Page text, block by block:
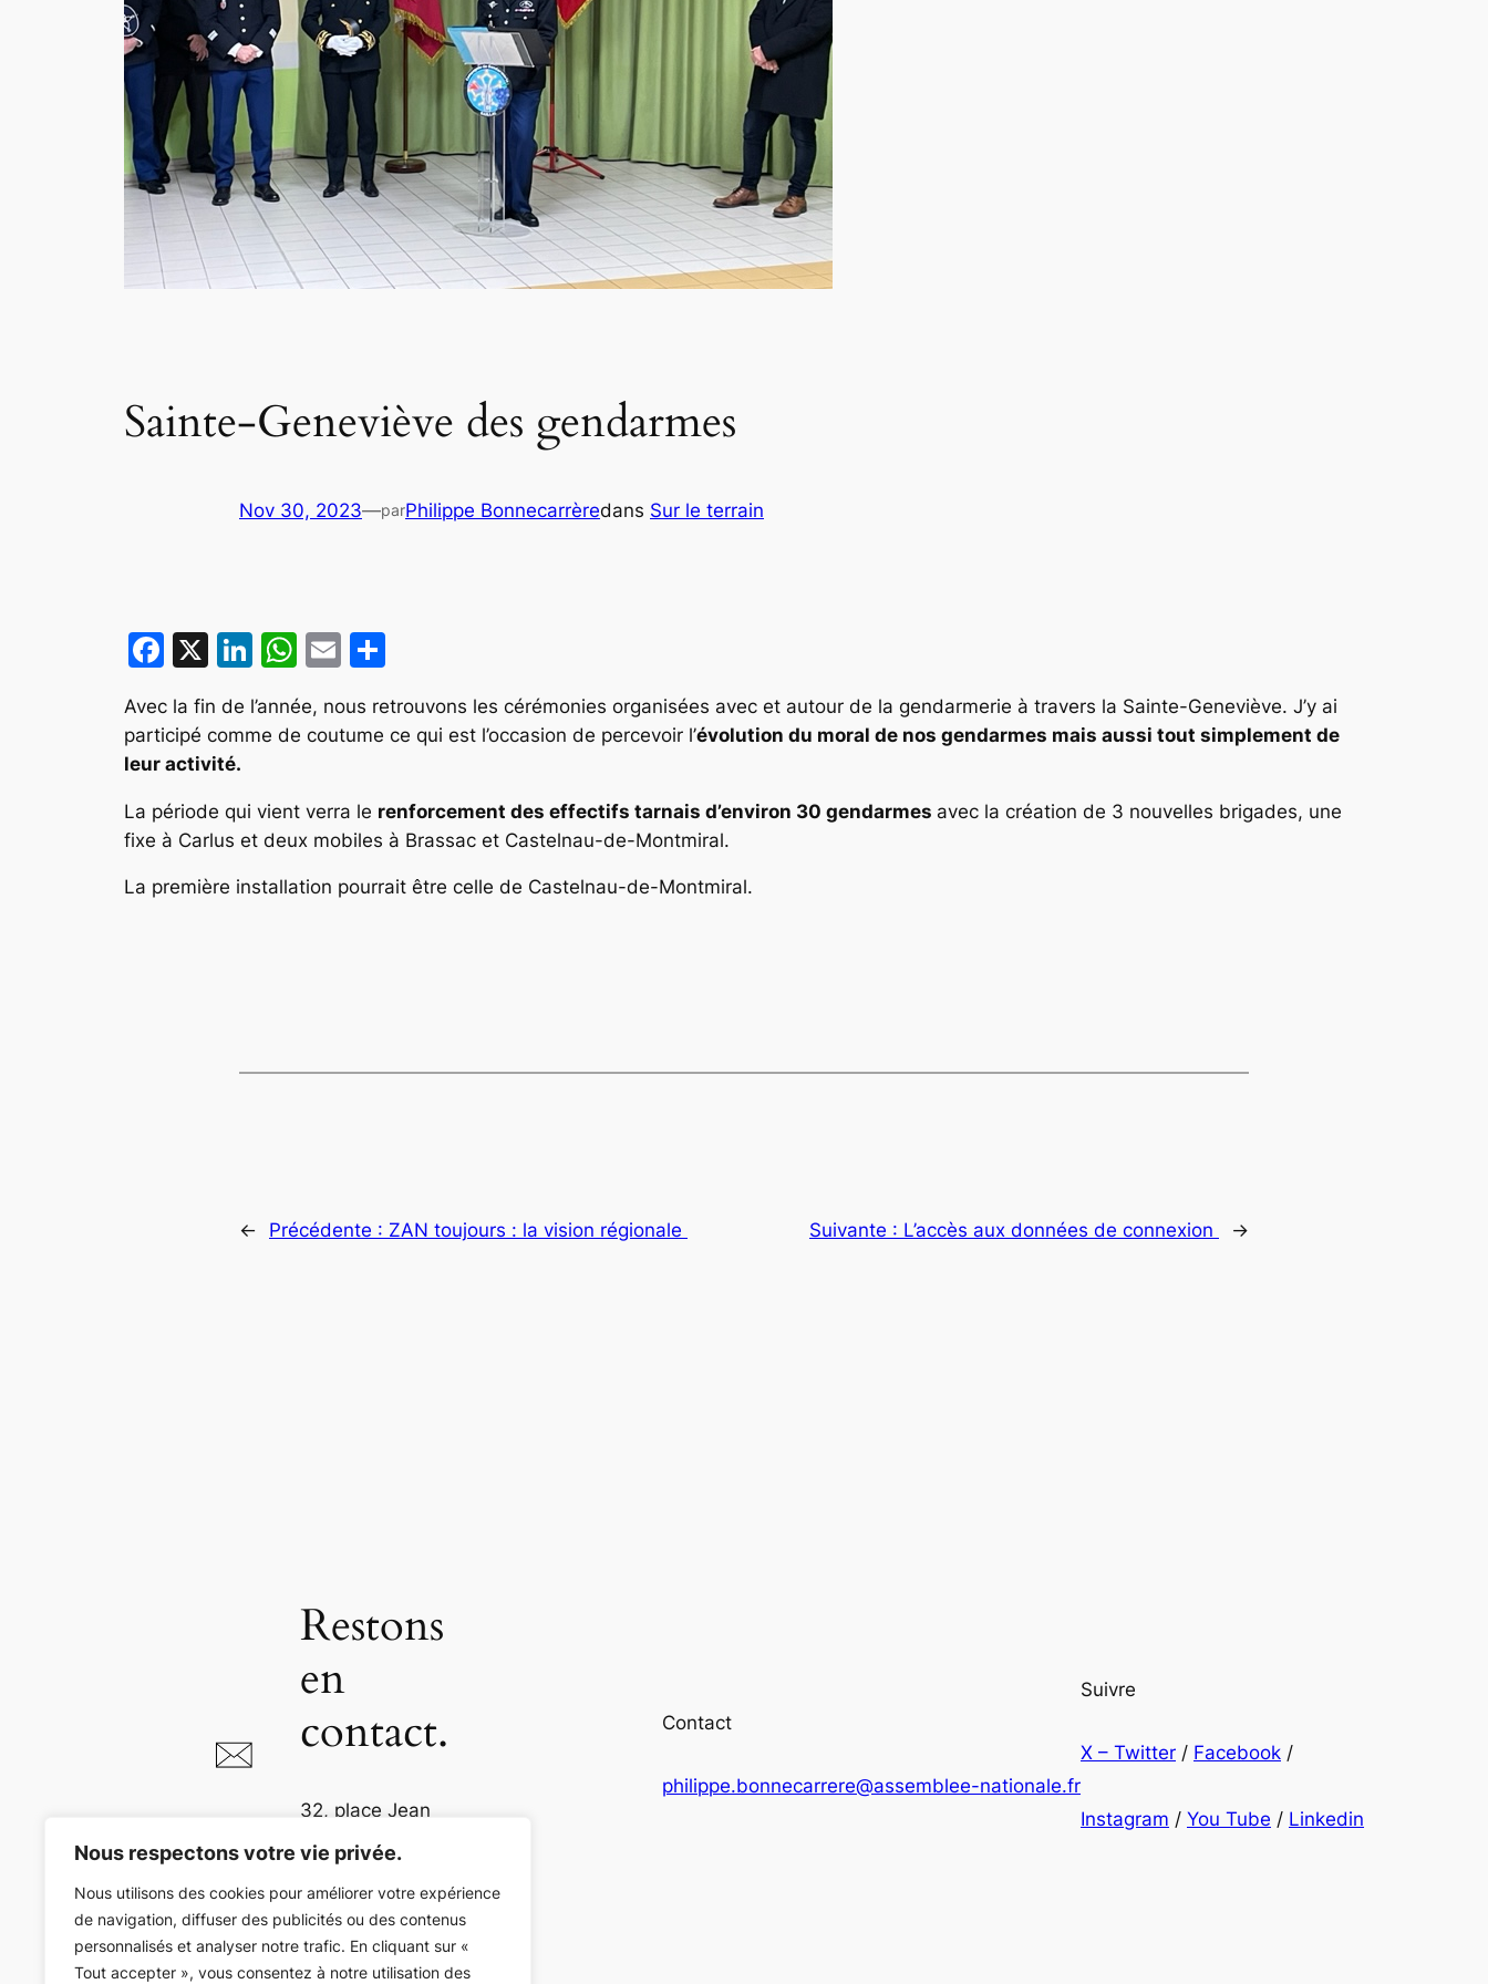
Nous respectons votre vie privée.
Nous utilisons des cookies pour améliorer votre expérience
de navigation, diffuser des publicités ou des contenus
personnalisés et analyser notre trafic. En cliquant sur «
Tout accepter », vous consentez à notre utilisation des
Sainte-Geneviève des gendarmes
Nov 30, 2023—parPhilippe Bonnecarrèredans Sur le terrain
Facebook
X LinkedIn
WhatsApp
Email
Avec la fin de l’année, nous retrouvons les cérémonies organisées avec et autour de la gendarmerie à travers la Sainte-Geneviève. J’y ai
participé comme de coutume ce qui est l’occasion de percevoir l’évolution du moral de nos gendarmes mais aussi tout simplement de
leur activité.
La période qui vient verra le renforcement des effectifs tarnais d’environ 30 gendarmes avec la création de 3 nouvelles brigades, une
fixe à Carlus et deux mobiles à Brassac et Castelnau-de-Montmiral.
La première installation pourrait être celle de Castelnau-de-Montmiral.
← Précédente : ZAN toujours : la vision régionale Suivante : L’accès aux données de connexion →
Restons
en
contact.
32, place Jean
81000 Albi
05 63 54 73 36
Contact
philippe.bonnecarrere@assemblee-nationale.fr
Suivre
X – Twitter / Facebook /
Instagram / You Tube / Linkedin